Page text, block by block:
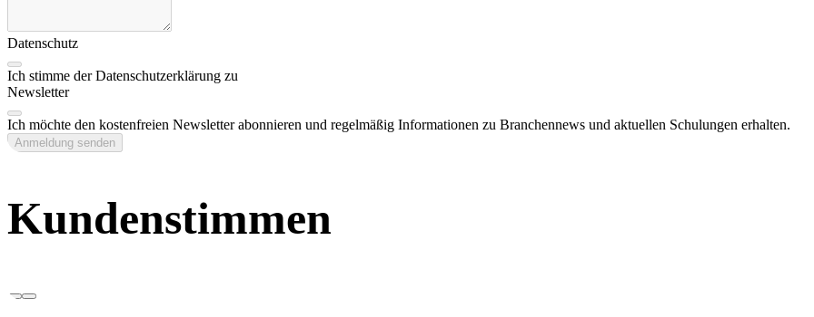
Datenschutz
Ich stimme der Datenschutzerklärung zu
Newsletter
Ich möchte den kostenfreien Newsletter abonnieren und regelmäßig Informationen zu Branchennews und aktuellen Schulungen erhalten.
Anmeldung senden
Kundenstimmen